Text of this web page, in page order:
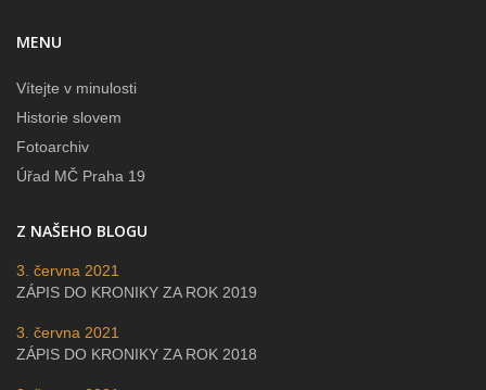
MENU
Vítejte v minulosti
Historie slovem
Fotoarchiv
Úřad MČ Praha 19
Z NAŠEHO BLOGU
ZÁPIS DO KRONIKY ZA ROK 2019
3. června 2021
ZÁPIS DO KRONIKY ZA ROK 2018
3. června 2021